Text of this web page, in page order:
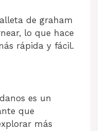
de graham
lo que hace
rápida y fácil.
es un
que
más